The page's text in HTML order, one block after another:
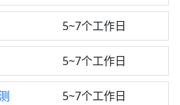
5~7个工作日
5~7个工作日
5~7个工作日